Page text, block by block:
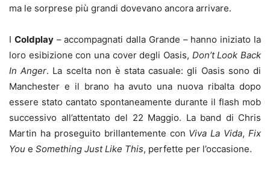
ma le sorprese più grandi dovevano ancora arrivare.
I Coldplay– accompagnati dalla Grande – hanno iniziato la
loro esibizione con una cover degli Oasis, Don’t Look Back
In Anger. La scelta non è stata casuale: gli Oasis sono di
Manchester e il brano ha avuto una nuova ribalta dopo
essere stato cantato spontaneamente durante il flash mob
successivo all’attentato del 22 Maggio. La band di Chris
Martin ha proseguito brillantemente con Viva La Vida, Fix
You e Something Just Like This, perfette per l’occasione.